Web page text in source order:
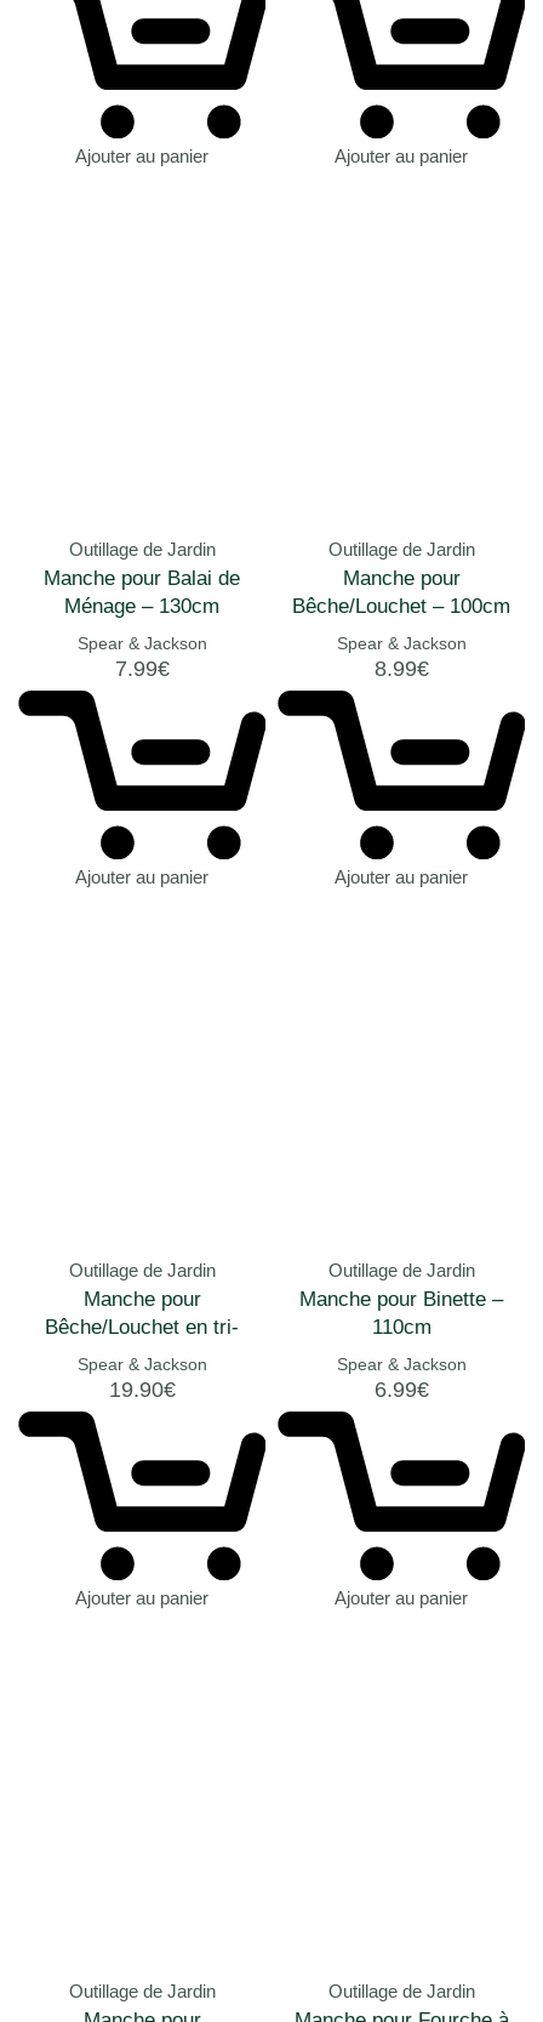
Ajouter au panier Ajouter au panier
Outillage de Jardin
Manche pour Balai de
Ménage – 130cm
Spear & Jackson
7.99€
Ajouter au panier
Outillage de Jardin
Manche pour
Bêche/Louchet – 100cm
Spear & Jackson
8.99€
Ajouter au panier
Outillage de Jardin
Manche pour
Bêche/Louchet en tri-
matière – 110cm
Spear & Jackson
19.90€
Ajouter au panier
Outillage de Jardin
Manche pour Binette –
110cm
Spear & Jackson
6.99€
Ajouter au panier
Outillage de Jardin Outillage de Jardin